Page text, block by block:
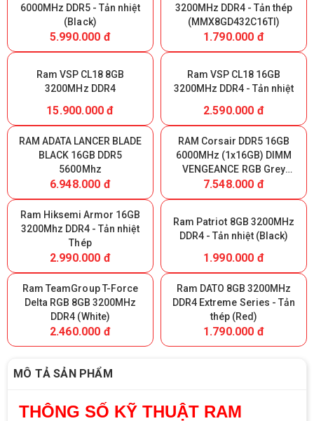
6000MHz DDR5 - Tản nhiệt
(Black)
5.990.000 đ
3200MHz DDR4 - Tản thép
(MMX8GD432C16TI)
1.790.000 đ
Ram VSP CL18 8GB
3200MHz DDR4
15.900.000 đ
Ram VSP CL18 16GB
3200MHz DDR4 - Tản nhiệt
2.590.000 đ
RAM ADATA LANCER BLADE
BLACK 16GB DDR5
5600Mhz
6.948.000 đ
RAM Corsair DDR5 16GB
6000MHz (1x16GB) DIMM
VENGEANCE RGB Grey
Heatspreader, RGB LED,
Intel XMP & AMD EXPO,
7.548.000 đ
Ram Hiksemi Armor 16GB
3200Mhz DDR4 - Tản nhiệt
Thép
2.990.000 đ
Ram Patriot 8GB 3200MHz
DDR4 - Tản nhiệt (Black)
1.990.000 đ
Ram TeamGroup T-Force
Delta RGB 8GB 3200MHz
DDR4 (White)
2.460.000 đ
Ram DATO 8GB 3200MHz
DDR4 Extreme Series - Tản
thép (Red)
1.790.000 đ
MÔ TẢ SẢN PHẨM
THÔNG SỐ KỸ THUẬT RAM